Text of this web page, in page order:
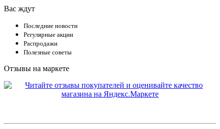
Вас ждут
Последние новости
Регулярные акции
Распродажи
Полезные советы
Отзывы на маркете